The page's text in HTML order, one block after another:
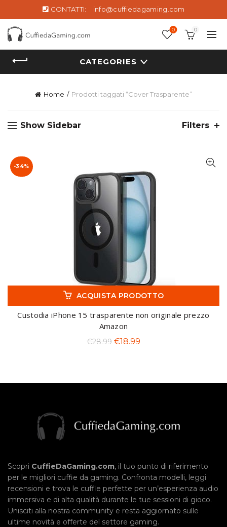
CONTATTI: info@cuffiedagaming.com
0 0
CATEGORIES
Home Prodotti taggati “Cover Trasparente”
Show Sidebar Filters
-34%
ACQUISTA PRODOTTO
Custodia iPhone 15 trasparente non originale prezzo
Amazon
€28.99 Il
€18.99
Scopri CuffieDaGaming.com, il tuo punto di riferimento
per le migliori cuffie da gaming. Confronta modelli, leggi
recensioni e trova le cuffie perfette per un’esperienza audio
immersiva e di alta qualità durante le tue sessioni di gioco.
Unisciti alla nostra community e resta aggiornato sulle
ultime novità e offerte del settore gaming.